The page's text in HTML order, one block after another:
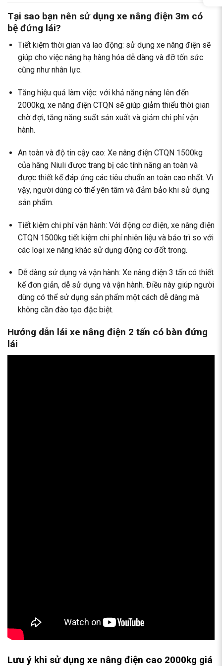
Tại sao bạn nên sử dụng xe nâng điện 3m có
bệ đứng lái?
Tiết kiệm thời gian và lao động: sử dụng xe nâng điện sẽ
giúp cho việc nâng hạ hàng hóa dễ dàng và đỡ tốn sức
cũng như nhân lực.
Tăng hiệu quả làm việc: với khả năng nâng lên đến
2000kg, xe nâng điện CTQN sẽ giúp giảm thiểu thời gian
chờ đợi, tăng năng suất sản xuất và giảm chi phí vận
hành.
An toàn và độ tin cậy cao: Xe nâng điện CTQN 1500kg
của hãng Niuli được trang bị các tính năng an toàn và
được thiết kế đáp ứng các tiêu chuẩn an toàn cao nhất. Vì
vậy, người dùng có thể yên tâm và đảm bảo khi sử dụng
sản phẩm.
Tiết kiệm chi phí vận hành: Với động cơ điện, xe nâng điện
CTQN 1500kg tiết kiệm chi phí nhiên liệu và bảo trì so với
các loại xe nâng khác sử dụng động cơ đốt trong.
Dễ dàng sử dụng và vận hành: Xe nâng điện 3 tấn có thiết
kế đơn giản, dễ sử dụng và vận hành. Điều này giúp người
dùng có thể sử dụng sản phẩm một cách dễ dàng mà
không cần đào tạo đặc biệt.
Hướng dẫn lái xe nâng điện 2 tấn có bàn đứng
lái
Lưu ý khi sử dụng xe nâng điện cao 2000kg giá